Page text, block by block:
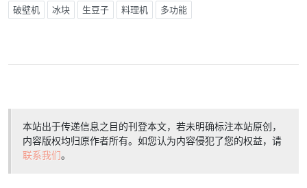
破壁机 冰块 生豆子 料理机 多功能
本站出于传递信息之目的刊登本文，若未明确标注本站原创，
内容版权均归原作者所有。如您认为内容侵犯了您的权益，请
联系我们。